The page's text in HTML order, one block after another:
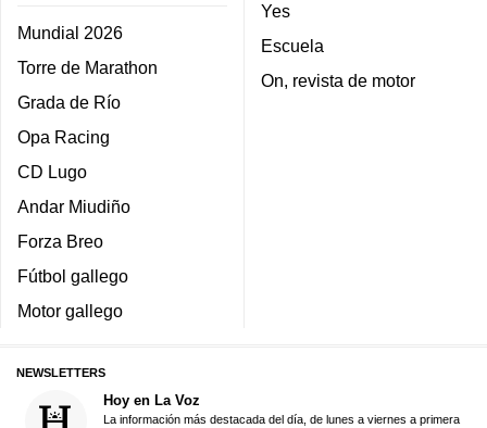
Mundial 2026
Torre de Marathon
Grada de Río
Opa Racing
CD Lugo
Andar Miudiño
Forza Breo
Fútbol gallego
Motor gallego
Yes
Escuela
On, revista de motor
NEWSLETTERS
Hoy en La Voz
La información más destacada del día, de lunes a viernes a primera